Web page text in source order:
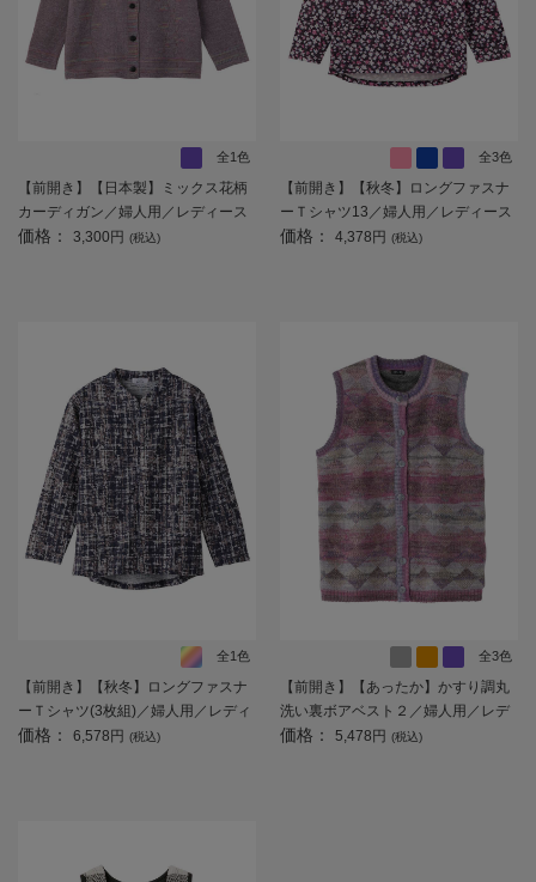
全1色
【前開き】【日本製】ミックス花柄
カーディガン／婦人用／レディース
／高齢者／シニア／名前記入欄付／
価格： 3,300円 (税込)
全3色
【前開き】【秋冬】ロングファスナ
ーＴシャツ13／婦人用／レディース
／高齢者／シニア／ゆったり／のび
価格： 4,378円 (税込)
全1色
【前開き】【秋冬】ロングファスナ
ーＴシャツ(3枚組)／婦人用／レディ
ース／高齢者／シニア／名前記入欄
価格： 6,578円 (税込)
全3色
【前開き】【あったか】かすり調丸
洗い裏ボアベスト２／婦人用／レデ
ィース／高齢者／シニア／重ね着／
価格： 5,478円 (税込)